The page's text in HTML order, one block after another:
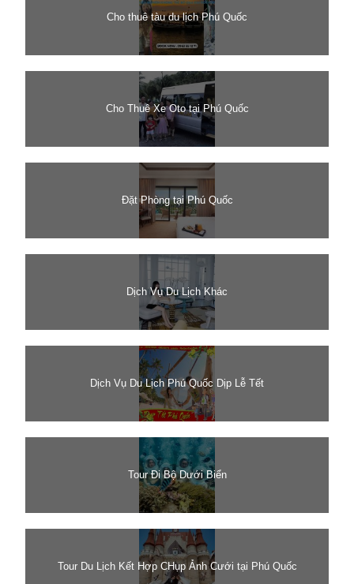
Cho thuê tàu du lịch Phú Quốc
Cho Thuê Xe Oto tại Phú Quốc
Đặt Phòng tại Phú Quốc
Dịch Vụ Du Lịch Khác
Dịch Vụ Du Lịch Phú Quốc Dịp Lễ Tết
Tour Đi Bộ Dưới Biển
Tour Du Lịch Kết Hợp CHụp Ảnh Cưới tại Phú Quốc